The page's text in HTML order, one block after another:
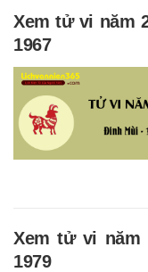
Xem tử vi năm
1967
Xem tử vi năm
1979